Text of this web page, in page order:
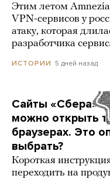
Этим летом
VPN-сервисов у
атаку, которая
разработчика
ИСТОРИИ 5 дней назад
Сайты «Сбера» и
можно открыть
браузерах. Это
выбрать?
Короткая
переходить на